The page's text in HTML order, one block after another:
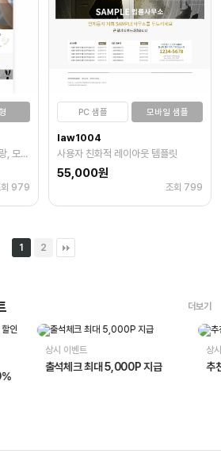
고급스럽고 안정적, 활기찬 노랑, 모던한 레이아웃 웹사이트 템플릿
회 979
PC 샘플 모바일 샘플
law1004
사용자 친화적 레이아웃 템플릿
55,000원
조회 799
1 2
더보기
상시 이벤트
출석체크 최대 5,000P 지급
상
추